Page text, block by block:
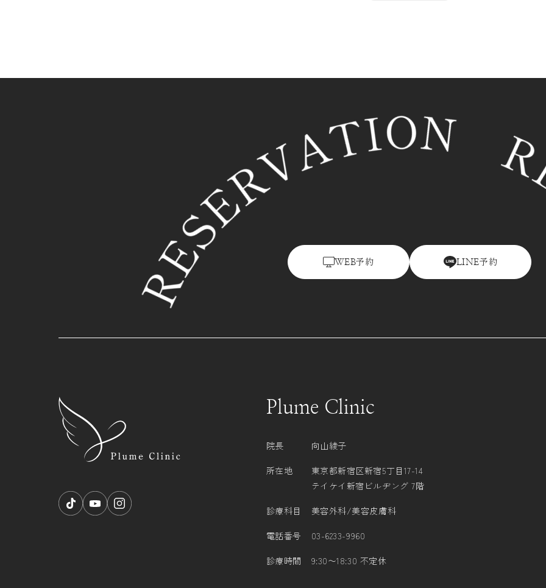
RESERVATION WEB予約 LINE予約
Plume Clinic
院長 向山綾子
所在地
東京都新宿区新宿5丁目17-14
テイケイ新宿ビルヂング 7階
診療科目 美容外科/美容皮膚科
電話番号 03-6233-9960
診療時間 9:30〜18:30 不定休